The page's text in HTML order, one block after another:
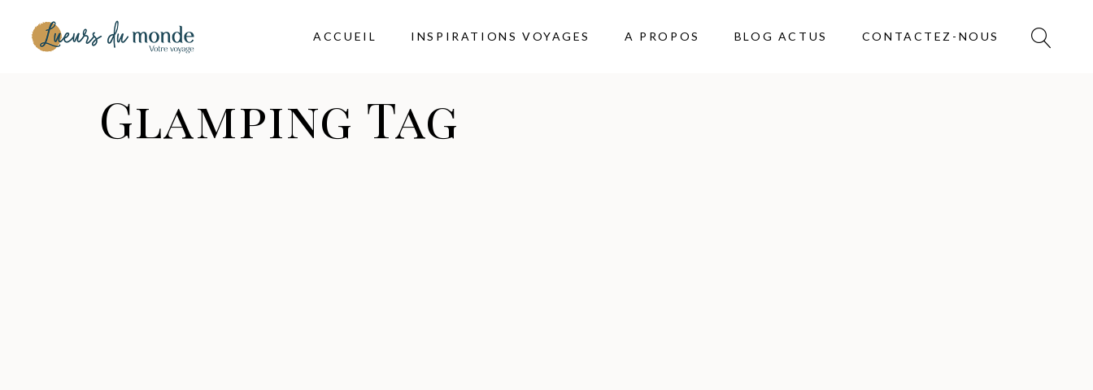
ACCUEIL INSPIRATIONS VOYAGES A PROPOS BLOG ACTUS CONTACTEZ-NOUS
Glamping Tag